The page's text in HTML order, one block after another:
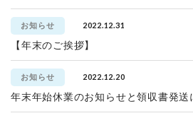
お知らせ 2022.12.31
【年末のご挨拶】
お知らせ 2022.12.20
年末年始休業のお知らせと領収書発送